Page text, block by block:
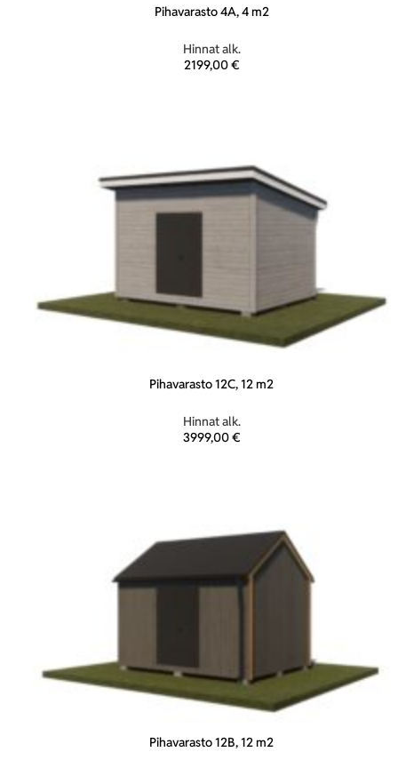
Pihavarasto 4A, 4 m2
Hinnat alk.
2199,00€
Pihavarasto 12C, 12 m2
Hinnat alk.
3999,00€
Pihavarasto 12B, 12 m2